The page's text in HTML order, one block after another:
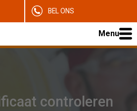
BEL ONS
Menu
controleren